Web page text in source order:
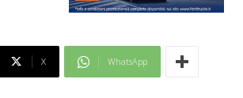
X WhatsApp